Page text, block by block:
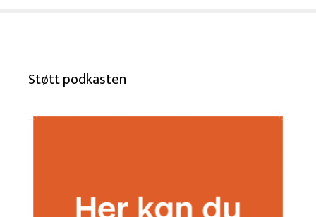
Støtt podkasten